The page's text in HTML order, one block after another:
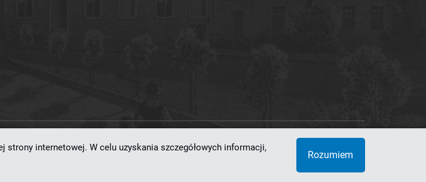
opracowanemu przezPoznańskie Centrum Superkomputerowo-Sieciowe
internetowej. W celu uzyskania szczegółowych informacji,
Rozumiem